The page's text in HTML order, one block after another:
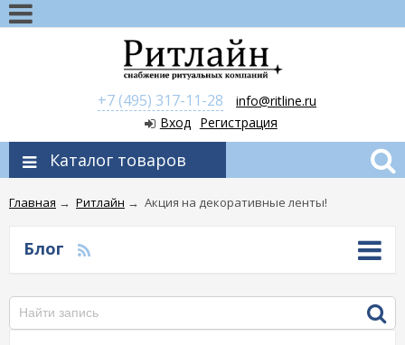
+7 (495) 317-11-28
info@ritline.ru
Вход
Регистрация
Каталог товаров
Главная → Ритлайн → Акция на декоративные ленты!
Блог